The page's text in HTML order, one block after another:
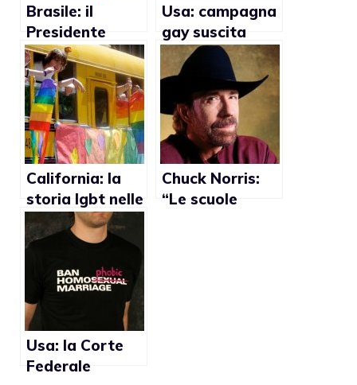
Brasile: il
Presidente
sospende
campagna
contro
l’omofobia nelle
scuole
Usa: campagna
gay suscita
reazioni
omofobe
California: la
storia lgbt nelle
scuole per
combattere
Chuck Norris:
“Le scuole
Usa: la Corte
Federale